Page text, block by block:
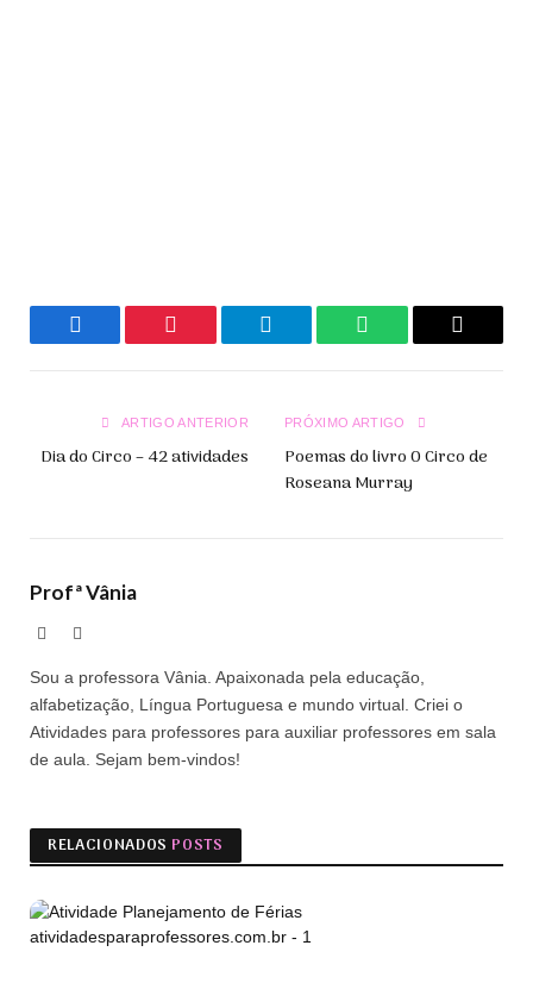
Facebook Pinterest Telegrama WhatsAppCopiar
ARTIGO ANTERIOR
Dia do Circo – 42 atividades
PRÓXIMO ARTIGO
Poemas do livro O Circo de
Roseana Murray
Profª Vânia
Sou a professora Vânia. Apaixonada pela educação,
alfabetização, Língua Portuguesa e mundo virtual. Criei o
Atividades para professores para auxiliar professores em sala
de aula. Sejam bem-vindos!
RELACIONADOS POSTS